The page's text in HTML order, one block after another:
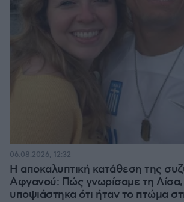
Η αποκαλυπτική κατάθεση της
Αφγανού: Πώς γνωρίσαμε τη Λίσα,
υποψιάστηκα ότι ήταν το πτώμα
06.08.2026, 12:32